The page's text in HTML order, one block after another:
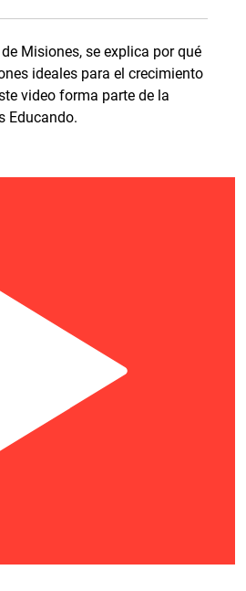
Misiones, se explica por qué
ideales para el crecimiento
video forma parte de la
Educando.